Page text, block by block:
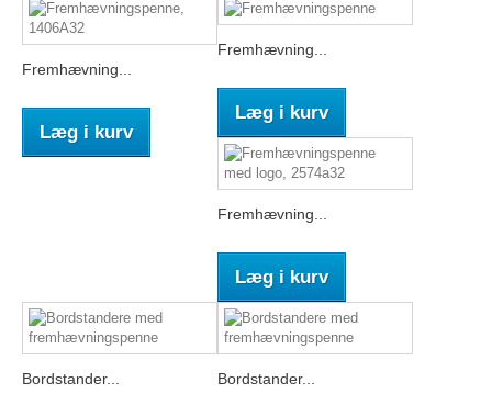
Fremhævning...
Læg i kurv
Fremhævning...
Læg i kurv
Fremhævning...
Læg i kurv
Bordstander... Bordstander...